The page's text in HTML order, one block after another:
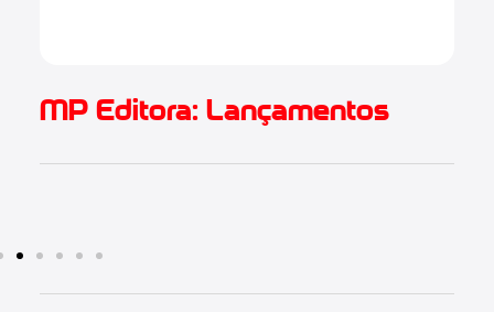
MP Editora: Lançamentos